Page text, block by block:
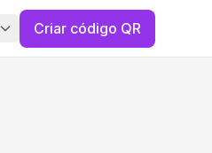
Criar código QR